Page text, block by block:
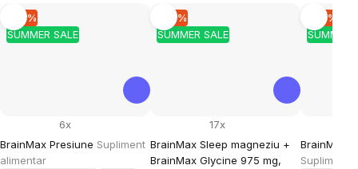
SUMMER SALE
–10 %
BrainMax Presiune Supliment
alimentar
6x
SUMMER SALE
–10 %
BrainMax Sleep magneziu +
BrainMax Glycine 975 mg,
17x
SUMMER
–10 %
BrainMax
Supliment